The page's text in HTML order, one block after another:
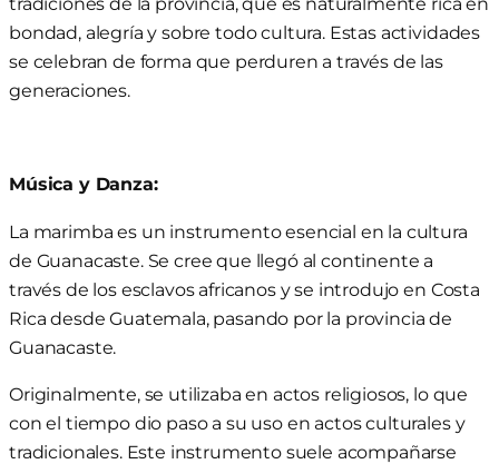
bondad, alegría y sobre todo cultura. Estas actividades
se celebran de forma que perduren a través de las
generaciones.
Música y Danza:
La marimba es un instrumento esencial en la cultura
de Guanacaste. Se cree que llegó al continente a
través de los esclavos africanos y se introdujo en Costa
Rica desde Guatemala, pasando por la provincia de
Guanacaste.
Originalmente, se utilizaba en actos religiosos, lo que
con el tiempo dio paso a su uso en actos culturales y
tradicionales. Este instrumento suele acompañarse